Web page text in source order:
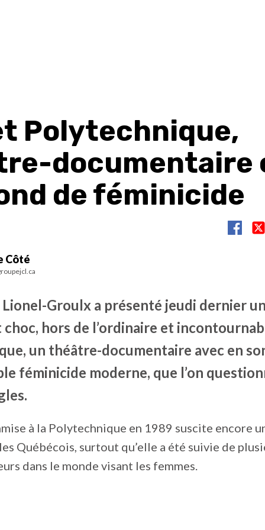
Polytechnique,
documentaire
de féminicide
Côté
Groulx a présenté jeudi dernier
hors de l’ordinaire et
un théâtre-documentaire avec en
féminicide moderne, que l’on
à la Polytechnique en 1989 suscite encore
Québécois, surtout qu’elle a été suivie de
dans le monde visant les femmes.